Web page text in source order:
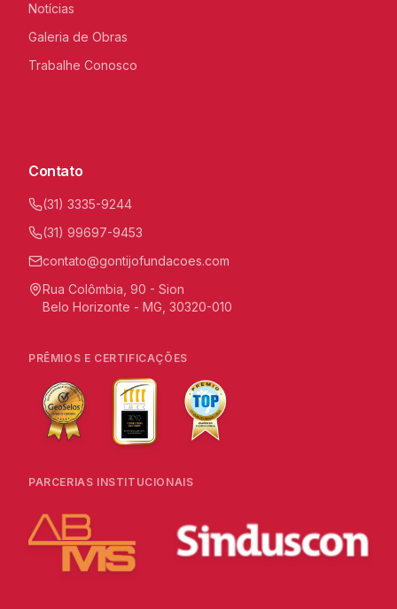
Notícias
Galeria de Obras
Trabalhe Conosco
Contato
(31) 3335-9244
(31) 99697-9453
contato@gontijofundacoes.com
Rua Colômbia, 90 - Sion
Belo Horizonte - MG, 30320-010
PRÊMIOS E CERTIFICAÇÕES
PARCERIAS INSTITUCIONAIS